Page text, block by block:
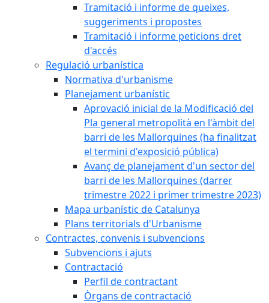
Tramitació i informe de queixes,
suggeriments i propostes
Tramitació i informe peticions dret
d'accés
Regulació urbanística
Normativa d'urbanisme
Planejament urbanístic
Aprovació inicial de la Modificació del
Pla general metropolità en l'àmbit del
barri de les Mallorquines (ha finalitzat
el termini d'exposició pública)
Avanç de planejament d'un sector del
barri de les Mallorquines (darrer
trimestre 2022 i primer trimestre 2023)
Mapa urbanístic de Catalunya
Plans territorials d'Urbanisme
Contractes, convenis i subvencions
Subvencions i ajuts
Contractació
Perfil de contractant
Òrgans de contractació